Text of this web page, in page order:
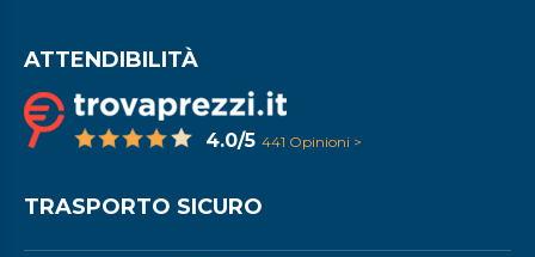
ATTENDIBILITÀ
4.0/5 441 Opinioni >
TRASPORTO SICURO